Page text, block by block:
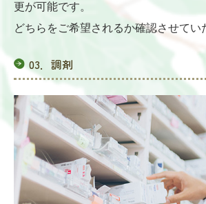
更が可能です。
どちらをご希望されるか確認させてい
03．調剤